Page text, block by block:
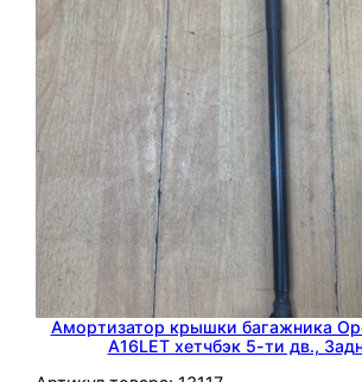
o
s
a
Амортизатор крышки багажника
A16LET хетчбэк 5-ти дв.,